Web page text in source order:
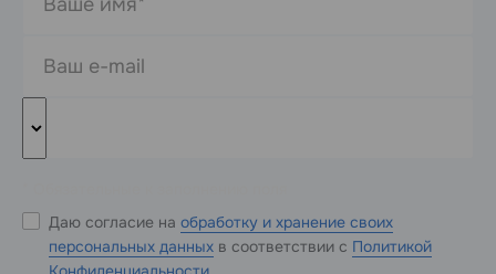
Даю согласие на обработку и хранение своих
персональных данных в соответствии с Политикой